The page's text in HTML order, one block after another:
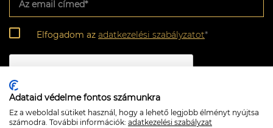
email
címed*
Adatkezelési
szabályzat*
Elfogadom az adatkezelési szabályzatot*
CAPTCHA
Adataid védelme fontos számunkra
Ez a weboldal sütiket használ, hogy a lehető legjobb élményt nyújtsa
számodra. További információk: adatkezelési szabályzat